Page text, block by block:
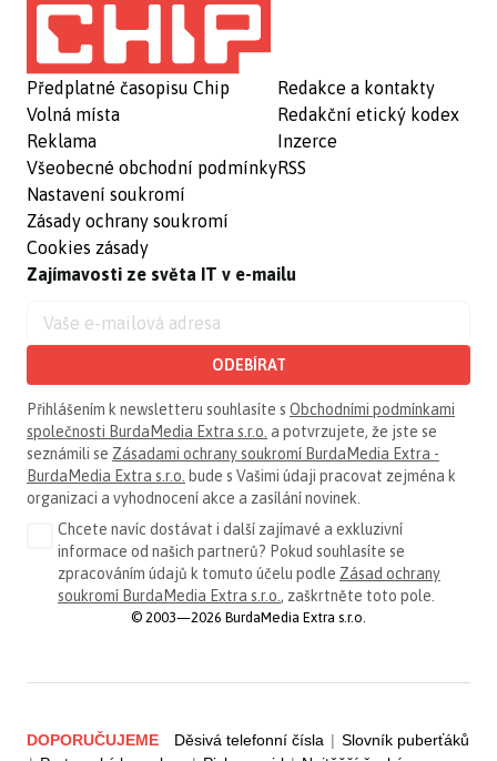
Předplatné časopisu Chip
Volná místa
Reklama
Všeobecné obchodní podmínky
Nastavení soukromí
Zásady ochrany soukromí
Cookies zásady
Redakce a kontakty
Redakční etický kodex
Inzerce
RSS
Zajímavosti ze světa IT v e-mailu
ODEBÍRAT
Přihlášením k newsletteru souhlasíte s Obchodními podmínkami
společnosti BurdaMedia Extra s.r.o. a potvrzujete, že jste se
seznámili se Zásadami ochrany soukromí BurdaMedia Extra -
BurdaMedia Extra s.r.o. bude s Vašimi údaji pracovat zejména k
organizaci a vyhodnocení akce a zasílání novinek.
Chcete navíc dostávat i další zajímavé a exkluzivní
informace od našich partnerů? Pokud souhlasíte se
zpracováním údajů k tomuto účelu podle Zásad ochrany
soukromí BurdaMedia Extra s.r.o., zaškrtněte toto pole.
© 2003—2026 BurdaMedia Extra s.r.o.
DOPORUČUJEME Děsivá telefonní čísla | Slovník puberťáků